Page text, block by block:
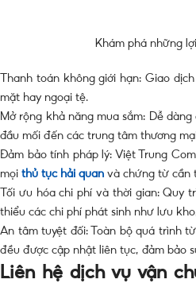
Khám phá những
Thanh toán không giới hạn: Giao
mặt hay ngoại tệ.
Mở rộng khả năng mua sắm: Dễ
đầu mối đến các trung tâm thương mại
Đảm bảo tính pháp lý: Việt Trung
mọi thủ tục hải quan và chứng từ cần
Tối ưu hóa chi phí và thời gian: Quy
thiểu các chi phí phát sinh như lưu
An tâm tuyệt đối: Toàn bộ quá trình
đều được cập nhật liên tục, đảm bảo
Liên hệ dịch vụ vận